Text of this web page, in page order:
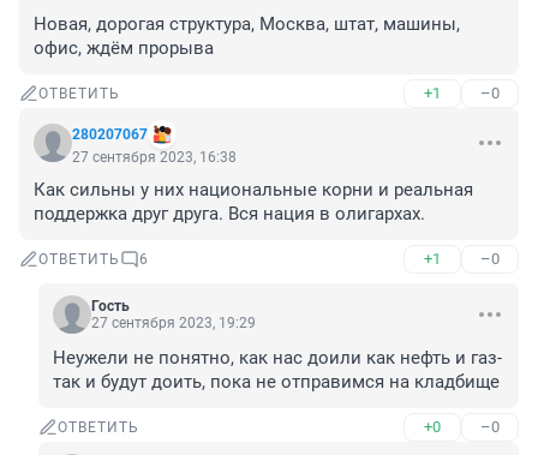
Новая, дорогая структура, Москва, штат, машины,
офис, ждём прорыва
ОТВЕТИТЬ +1 –0
280207067
27 сентября 2023, 16:38
Как сильны у них национальные корни и реальная
поддержка друг друга. Вся нация в олигархах.
ОТВЕТИТЬ 6 +1 –0
Гость
27 сентября 2023, 19:29
Неужели не понятно, как нас доили как нефть и газ-
так и будут доить, пока не отправимся на кладбище
ОТВЕТИТЬ +0 –0